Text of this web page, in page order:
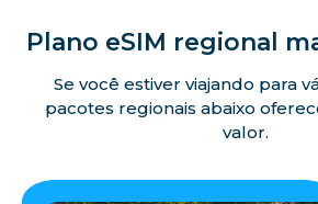
Plano eSIM regional
Se você estiver viajando para
pacotes regionais abaixo
valor.